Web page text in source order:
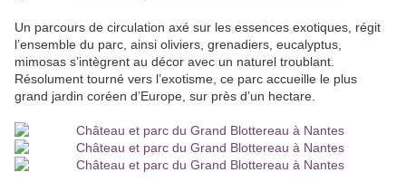
Un parcours de circulation axé sur les essences exotiques, régit
l’ensemble du parc, ainsi oliviers, grenadiers, eucalyptus,
mimosas s’intègrent au décor avec un naturel troublant.
Résolument tourné vers l’exotisme, ce parc accueille le plus
grand jardin coréen d’Europe, sur près d’un hectare.